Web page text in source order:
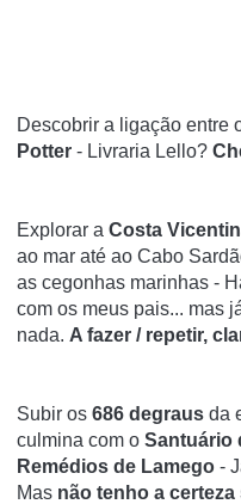
Descobrir a ligação entre
Potter - Livraria Lello?
Explorar a Costa
ao mar até ao Cabo
as cegonhas marinhas -
com os meus pais... mas
nada. A fazer / repetir,
Subir os 686 degraus da
culmina com o Santuário
Remédios de Lamego -
Mas não tenho a